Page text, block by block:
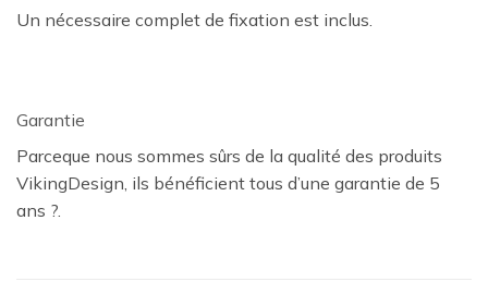
Un nécessaire complet de fixation est inclus.
Garantie
Parceque nous sommes sûrs de la qualité des produits
VikingDesign, ils bénéficient tous d’une garantie de 5
ans ?.